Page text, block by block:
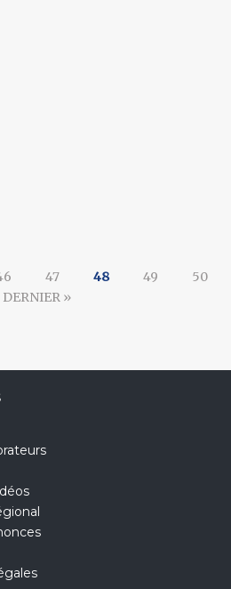
47 48 49
50
DERNIER »